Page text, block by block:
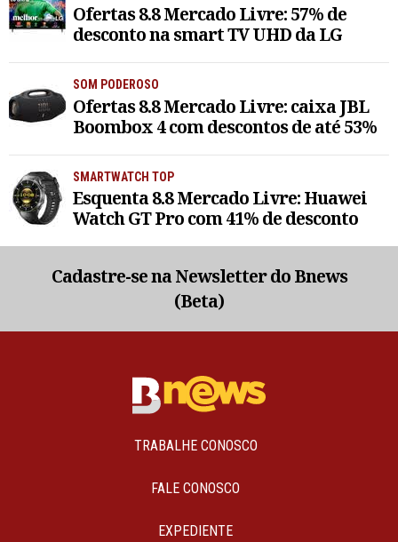
Ofertas 8.8 Mercado Livre: 57% de
desconto na smart TV UHD da LG
SOM PODEROSO
Ofertas 8.8 Mercado Livre: caixa JBL
Boombox 4 com descontos de até 53%
SMARTWATCH TOP
Esquenta 8.8 Mercado Livre: Huawei
Watch GT Pro com 41% de desconto
Cadastre-se na Newsletter do Bnews
(Beta)
TRABALHE CONOSCO
FALE CONOSCO
EXPEDIENTE